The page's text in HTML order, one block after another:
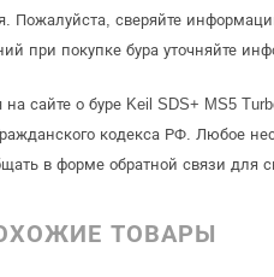
Пожалуйста, сверяйте
при покупке бура уточняйте
сайте о буре Keil SDS+ MS5
кодекса РФ. Любое
в форме обратной связи для
ТОВАРЫ